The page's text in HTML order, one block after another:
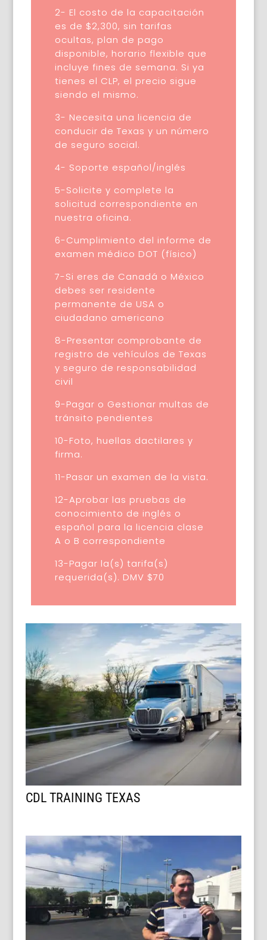
2- El costo de la capacitación
es de $2,300, sin tarifas
ocultas, plan de pago
disponible, horario flexible que
incluye fines de semana. Si ya
tienes el CLP, el precio sigue
siendo el mismo.
3- Necesita una licencia de
conducir de Texas y un número
de seguro social.
4- Soporte español/inglés
5-Solicite y complete la
solicitud correspondiente en
nuestra oficina.
6-Cumplimiento del informe de
examen médico DOT (físico)
7-Si eres de Canadá o México
debes ser residente
permanente de USA o
ciudadano americano
8-Presentar comprobante de
registro de vehículos de Texas
y seguro de responsabilidad
civil
9-Pagar o Gestionar multas de
tránsito pendientes
10-Foto, huellas dactilares y
firma.
11-Pasar un examen de la vista.
12-Aprobar las pruebas de
conocimiento de inglés o
español para la licencia clase
A o B correspondiente
13-Pagar la(s) tarifa(s)
requerida(s). DMV $70
CDL TRAINING TEXAS